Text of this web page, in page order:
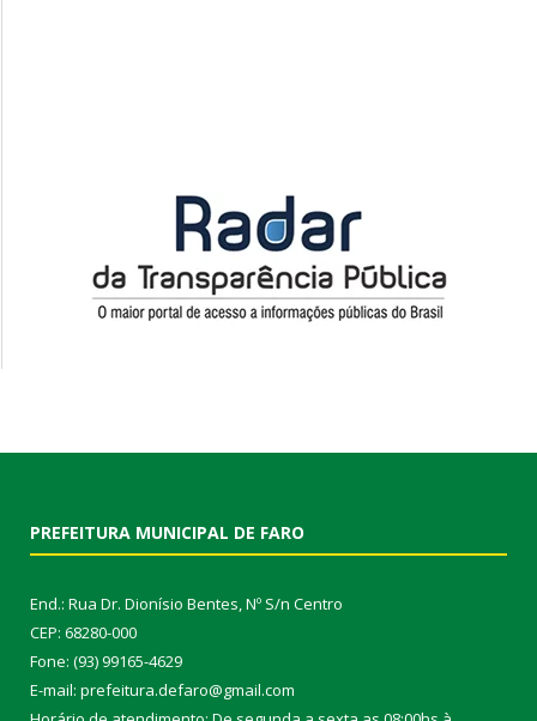
PREFEITURA MUNICIPAL DE FARO
End.: Rua Dr. Dionísio Bentes, Nº S/n Centro
CEP: 68280-000
Fone: (93) 99165-4629
E-mail: prefeitura.defaro@gmail.com